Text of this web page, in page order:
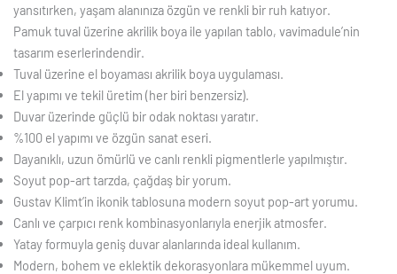
yansıtırken, yaşam alanınıza özgün ve renkli bir ruh katıyor.
Pamuk tuval üzerine akrilik boya ile yapılan tablo, vavimadule’nin
tasarım eserlerindendir.
Tuval üzerine el boyaması akrilik boya uygulaması.
El yapımı ve tekil üretim (her biri benzersiz).
Duvar üzerinde güçlü bir odak noktası yaratır.
%100 el yapımı ve özgün sanat eseri.
Dayanıklı, uzun ömürlü ve canlı renkli pigmentlerle yapılmıştır.
Soyut pop-art tarzda, çağdaş bir yorum.
Gustav Klimt’in ikonik tablosuna modern soyut pop-art yorumu.
Canlı ve çarpıcı renk kombinasyonlarıyla enerjik atmosfer.
Yatay formuyla geniş duvar alanlarında ideal kullanım.
Modern, bohem ve eklektik dekorasyonlara mükemmel uyum.